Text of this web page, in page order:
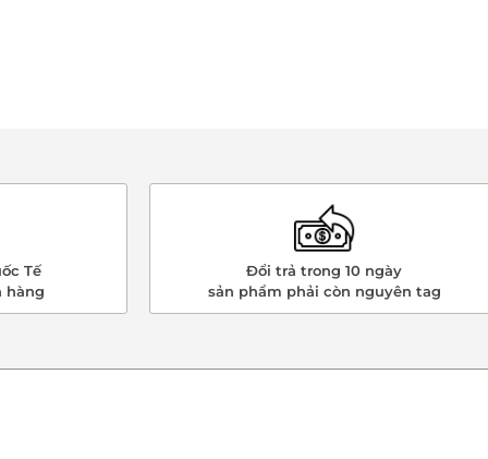
Tế
hàng
Đổi trả trong 10 ngày
sản phẩm phải còn nguyên tag